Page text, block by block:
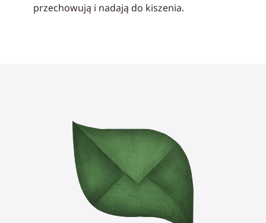
przechowują i nadają do kiszenia.